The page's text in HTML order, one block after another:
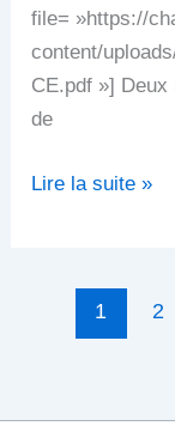
file= »https://
content/
CE.pdf »] Deux
de
Lire la suite »
1 2